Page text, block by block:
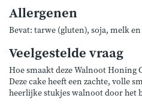
Allergenen
Bevat: tarwe (gluten), soja, melk
Veelgestelde vraag
Hoe smaakt deze Walnoot Honing
Deze cake heeft een zachte, volle
heerlijke stukjes walnoot door het